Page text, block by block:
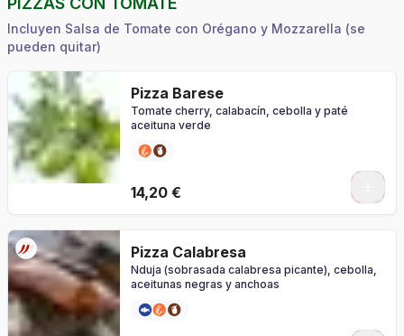
Incluyen Salsa de Tomate con Orégano y Mozzarella (se
pueden quitar)
Pizza Barese
Tomate cherry, calabacín, cebolla y paté
aceituna verde
14,20 €
Pizza Calabresa
Nduja (sobrasada calabresa picante), cebolla,
aceitunas negras y anchoas